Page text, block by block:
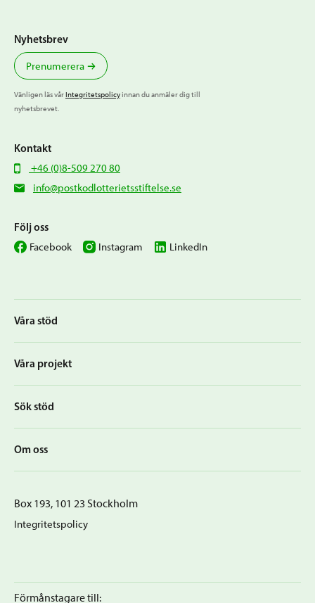
Våra stöd
Våra projekt
Sök stöd
Om oss
Nyhetsbrev
Prenumerera
Vänligen läs vårIntegritetspolicyinnan du anmäler dig till
nyhetsbrevet.
Kontakt
+46 (0)8-509 270 80
info@postkodlotterietsstiftelse.se
Följ oss
Facebook Instagram LinkedIn
Förmånstagare till:
Box 193, 101 23 Stockholm
Integritetspolicy